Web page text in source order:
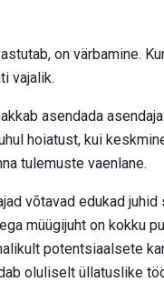
on värbamine.
vajalik.
asendada
hoiatust, kui
tulemuste vaenlane.
võtavad edukad
müügijuht on kokku
potentsiaalsete
oluliselt üllatuslike